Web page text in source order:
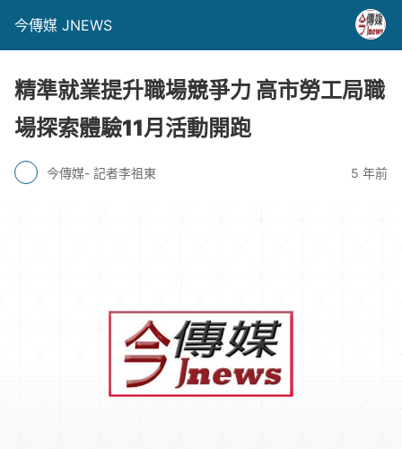
今傳媒 JNEWS
精準就業提升職場競爭力 高市勞工局職
場探索體驗11月活動開跑
今傳媒- 記者李祖東 5 年前